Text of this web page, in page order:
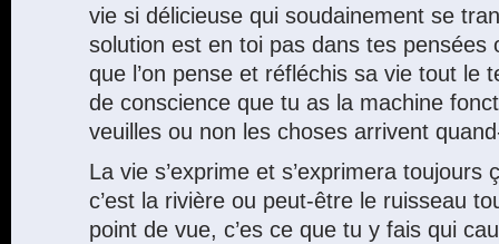
vie si délicieuse qui soudainement se
solution est en toi pas dans tes pensées
que l’on pense et réfléchis sa vie tout le
de conscience que tu as la machine
veuilles ou non les choses arrivent
La vie s’exprime et s’exprimera toujours
c’est la rivière ou peut-être le ruisseau
point de vue, c’es ce que tu y fais qui